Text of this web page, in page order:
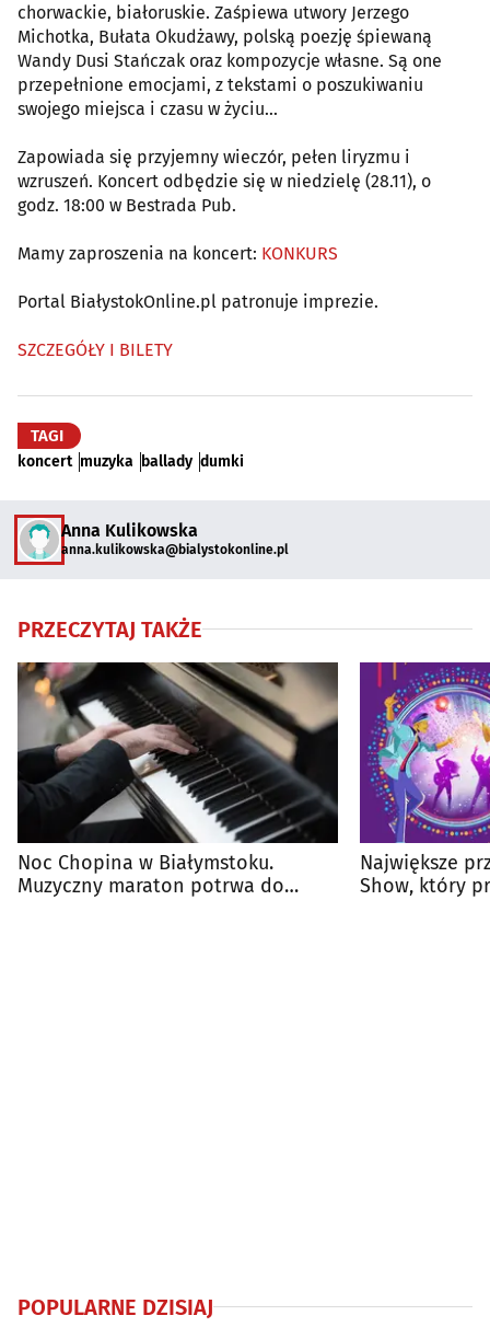
chorwackie, białoruskie. Zaśpiewa utwory Jerzego
Michotka, Bułata Okudżawy, polską poezję śpiewaną
Wandy Dusi Stańczak oraz kompozycje własne. Są one
przepełnione emocjami, z tekstami o poszukiwaniu
swojego miejsca i czasu w życiu...
Zapowiada się przyjemny wieczór, pełen liryzmu i
wzruszeń. Koncert odbędzie się w niedzielę (28.11), o
godz. 18:00 w Bestrada Pub.
Mamy zaproszenia na koncert: KONKURS
Portal BiałystokOnline.pl patronuje imprezie.
SZCZEGÓŁY I BILETY
TAGI
koncert muzyka ballady dumki
Anna Kulikowska
anna.kulikowska@bialystokonline.pl
PRZECZYTAJ TAKŻE
Noc Chopina w Białymstoku.
Muzyczny maraton potrwa do
Największe
Show, który
POPULARNE DZISIAJ